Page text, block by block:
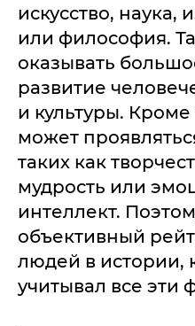
искусство, наука,
или философия.
оказывать
развитие
и культуры. Кроме
может
таких как
мудрость или
интеллект.
объективный
людей в истории,
учитывал все эти